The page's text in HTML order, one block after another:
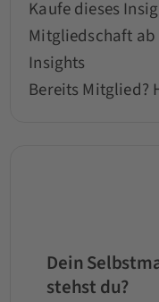
Kaufe dieses
Mitgliedschaft
Insights
Bereits Mitglied?
Dein
stehst du?